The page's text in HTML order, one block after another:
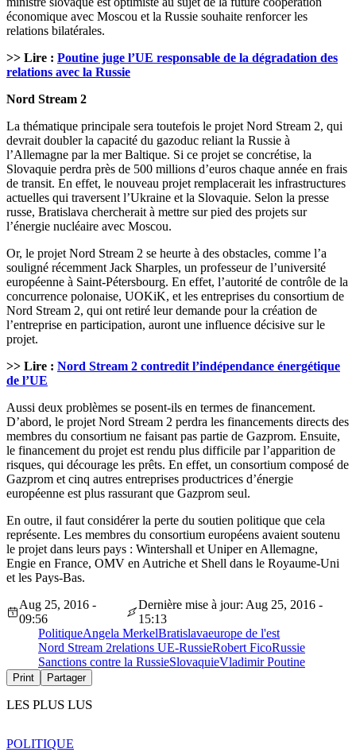
économique avec Moscou et la Russie souhaite renforcer les
relations bilatérales.
>> Lire : Poutine juge l’UE responsable de la dégradation des
relations avec la Russie
Nord Stream 2
La thématique principale sera toutefois le projet Nord Stream 2, qui
devrait doubler la capacité du gazoduc reliant la Russie à
l’Allemagne par la mer Baltique. Si ce projet se concrétise, la
Slovaquie perdra près de 500 millions d’euros chaque année en frais
de transit. En effet, le nouveau projet remplacerait les infrastructures
actuelles qui traversent l’Ukraine et la Slovaquie. Selon la presse
russe, Bratislava chercherait à mettre sur pied des projets sur
l’énergie nucléaire avec Moscou.
Or, le projet Nord Stream 2 se heurte à des obstacles, comme l’a
souligné récemment Jack Sharples, un professeur de l’université
européenne à Saint-Pétersbourg. En effet, l’autorité de contrôle de la
concurrence polonaise, UOKiK, et les entreprises du consortium de
Nord Stream 2, qui ont retiré leur demande pour la création de
l’entreprise en participation, auront une influence décisive sur le
projet.
>> Lire : Nord Stream 2 contredit l’indépendance énergétique
de l’UE
Aussi deux problèmes se posent-ils en termes de financement.
D’abord, le projet Nord Stream 2 perdra les financements directs des
membres du consortium ne faisant pas partie de Gazprom. Ensuite,
le financement du projet est rendu plus difficile par l’apparition de
risques, qui décourage les prêts. En effet, un consortium composé de
Gazprom et cinq autres entreprises productrices d’énergie
européenne est plus rassurant que Gazprom seul.
En outre, il faut considérer la perte du soutien politique que cela
représente. Les membres du consortium européens avaient soutenu
le projet dans leurs pays : Wintershall et Uniper en Allemagne,
Engie en France, OMV en Autriche et Shell dans le Royaume-Uni
et les Pays-Bas.
Aug 25, 2016 -
09:56
Dernière mise à jour: Aug 25, 2016 -
15:13
PolitiqueAngela MerkelBratislavaeurope de l'est
Nord Stream 2relations UE-RussieRobert FicoRussie
Sanctions contre la RussieSlovaquieVladimir Poutine
Print Partager
LES PLUS LUS
POLITIQUE